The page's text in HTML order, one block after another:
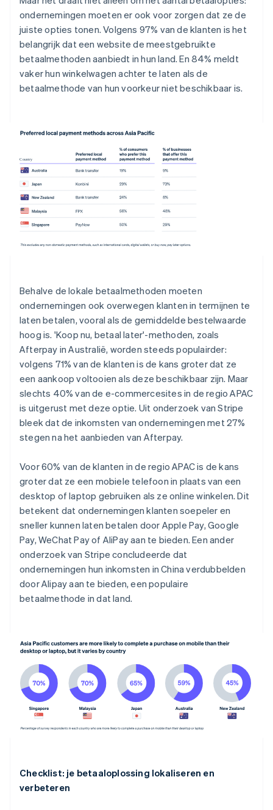
ondernemingen moeten er ook voor zorgen dat ze de
juiste opties tonen. Volgens 97% van de klanten is het
belangrijk dat een website de meestgebruikte
betaalmethoden aanbiedt in hun land. En 84% meldt
vaker hun winkelwagen achter te laten als de
betaalmethode van hun voorkeur niet beschikbaar is.
Behalve de lokale betaalmethoden moeten
ondernemingen ook overwegen klanten in termijnen te
laten betalen, vooral als de gemiddelde bestelwaarde
hoog is. 'Koop nu, betaal later'-methoden, zoals
Afterpay in Australië, worden steeds populairder:
volgens 71% van de klanten is de kans groter dat ze
een aankoop voltooien als deze beschikbaar zijn. Maar
slechts 40% van de e-commercesites in de regio APAC
is uitgerust met deze optie. Uit onderzoek van Stripe
bleek dat de inkomsten van ondernemingen met 27%
stegen na het aanbieden van Afterpay.
Voor 60% van de klanten in de regio APAC is de kans
groter dat ze een mobiele telefoon in plaats van een
desktop of laptop gebruiken als ze online winkelen. Dit
betekent dat ondernemingen klanten soepeler en
sneller kunnen laten betalen door Apple Pay, Google
Pay, WeChat Pay of AliPay aan te bieden. Een ander
onderzoek van Stripe concludeerde dat
ondernemingen hun inkomsten in China verdubbelden
door Alipay aan te bieden, een populaire
betaalmethode in dat land.
Checklist: je betaaloplossing lokaliseren en
verbeteren